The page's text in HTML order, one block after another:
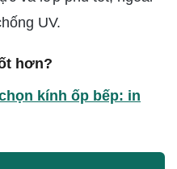
UV.
hơn?
kính ốp bếp: in